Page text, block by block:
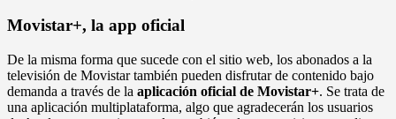
Movistar+, la app oficial
De la misma forma que sucede con el sitio web, los abonados a la
televisión de Movistar también pueden disfrutar de contenido bajo
demanda a través de la aplicación oficial de Movistar+. Se trata de
una aplicación multiplataforma, algo que agradecerán los usuarios